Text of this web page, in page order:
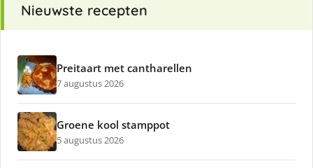
Nieuwste recepten
Preitaart met cantharellen
7 augustus 2026
Groene kool stamppot
5 augustus 2026